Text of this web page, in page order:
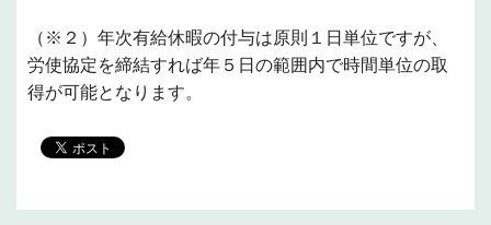
（※２）年次有給休暇の付与は原則１日単位ですが、
労使協定を締結すれば年５日の範囲内で時間単位の取
得が可能となります。